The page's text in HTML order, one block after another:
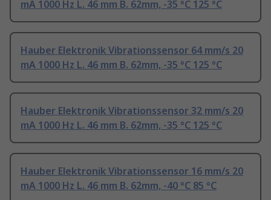
mA 1000 Hz L. 46 mm B. 62mm, -35 °C 125 °C
Hauber Elektronik Vibrationssensor 64 mm/s 20
mA 1000 Hz L. 46 mm B. 62mm, -35 °C 125 °C
Hauber Elektronik Vibrationssensor 32 mm/s 20
mA 1000 Hz L. 46 mm B. 62mm, -35 °C 125 °C
Hauber Elektronik Vibrationssensor 16 mm/s 20
mA 1000 Hz L. 46 mm B. 62mm, -40 °C 85 °C